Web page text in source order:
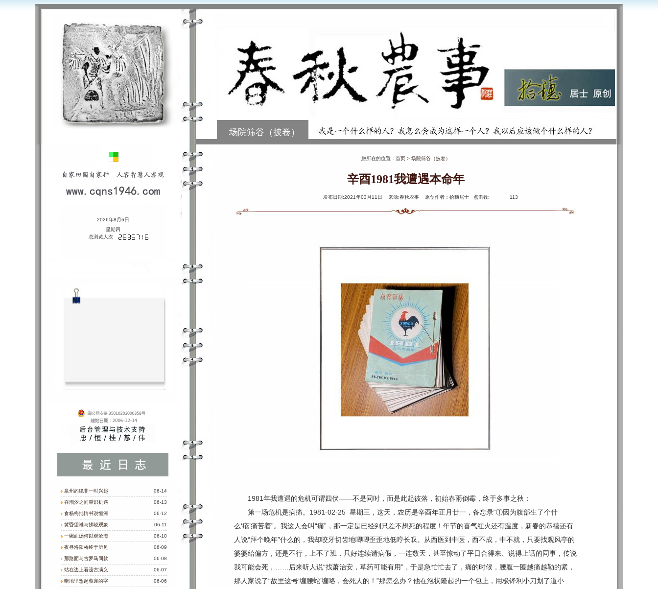
场院筛谷（披卷）
2026年8月6日
星期四
总浏览人次
06-14
泉州的绝非一时兴起
06-13
在潮汐之间重识机遇
06-12
食杨梅批情书说恒河
06-11
黄昏望滩与拂晓观象
06-10
一碗面汤何以观沧海
06-09
夜寻洛阳桥终于所见
06-08
那路面与古罗马同款
06-07
站在边上看遗古演义
06-06
暗地里想起蔡襄的字
您所在的位置： 首页 > 场院筛谷（披卷）
辛酉1981我遭遇本命年
发布日期:2021年03月11日 来源:春秋农事 原创作者：拾穗居士 点击数: 113
1981年我遭遇的危机可谓四伏——不是同时，而是此起彼落，初始春雨倒霉，终于多事之秋：
第一场危机是病痛。1981-02-25 星期三 ， 这天，农历是辛酉年正月廿一，备忘录“①因为腹部生了个什
么‘疮’痛苦着”。我这人会叫“痛”，那一定是已经到只差不想死的程度！年节的喜气红火还有温度，新春的恭禧还有
人说“拜个晚年”什么的，我却咬牙切齿地唧唧歪歪地低哼长叹。从西医到中医，西不成，中不就，只要找观风亭的
婆婆給偏方，还是不行，上不了班，只好连续请病假，一连数天，甚至惊动了平日合得来、说得上话的同事，传说
我可能会死，……后来听人说“找萧治安，草药可能有用”，于是急忙忙去了，痛的时候，腰腹一圈越痛越勒的紧，
那人家说了“故里这号‘缠腰蛇’缠咯，会死人的！”那怎么办？他在泡状隆起的一个包上，用极锋利小刀划了道小